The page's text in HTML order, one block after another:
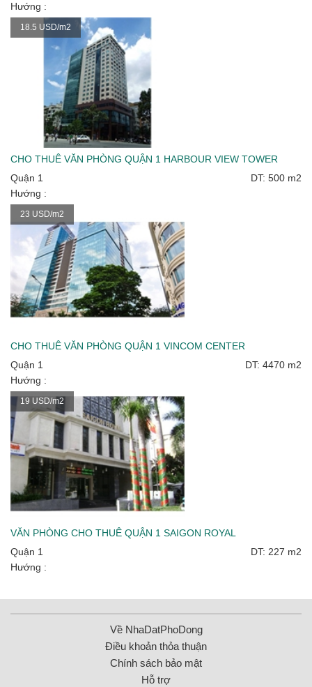
Hướng :
18.5 USD/m2
CHO THUÊ VĂN PHÒNG QUẬN 1 HARBOUR VIEW TOWER
Quận 1
DT: 500 m2
Hướng :
23 USD/m2
CHO THUÊ VĂN PHÒNG QUẬN 1 VINCOM CENTER
Quận 1
DT: 4470 m2
Hướng :
19 USD/m2
VĂN PHÒNG CHO THUÊ QUẬN 1 SAIGON ROYAL
Quận 1
DT: 227 m2
Hướng :
Về NhaDatPhoDong
Điều khoản thỏa thuận
Chính sách bảo mật
Hỗ trợ